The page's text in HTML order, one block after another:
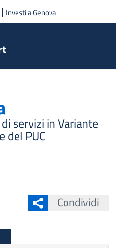
principale
| Investi a Genova
servizi in Variante
del PUC
Condividi